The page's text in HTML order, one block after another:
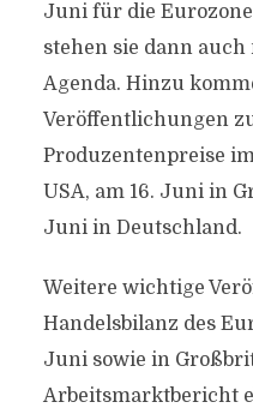
Juni für die
stehen sie dann
Agenda. Hinzu
Veröffentlichungen
Produzentenpreise
USA, am 16. Juni in
Juni in Deutschland.
Weitere wichtige
Handelsbilanz des
Juni sowie in
Arbeitsmarktbericht